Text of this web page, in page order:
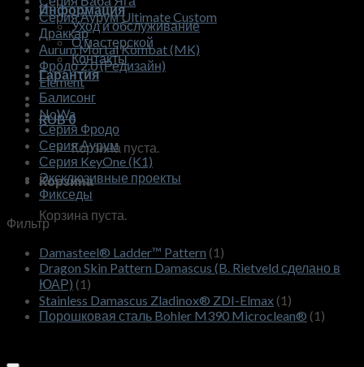
Информация
Уход и обслуживание
О мастерской
Контакты
Гарантия
RUB0
Корзина пуста.
Корзина
Корзина пуста.
Серия Аурум Ultimate Custom
Драккар
Аurum Mortal Kombat (MK)
Фродо 2.0 (Редизайн)
Element
Балисонг
NoWa
Серия Фродо
Серия Аурум
Серия KeyOne (K1)
Эксклюзивные проекты
Фикседы
Фильтр
Damasteel® Ladder™ Pattern (1)
Dragon Skin Pattern Damascus (B. Rietveld сделано в
ЮАР) (1)
Stainless Damascus Zladinox® ZDI-Elmax(1)
Порошковая сталь Bohler M390 Microclean® (1)